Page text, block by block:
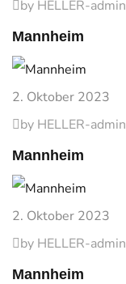
by HELLER-admin
Mannheim
2. Oktober 2023
by HELLER-admin
Mannheim
2. Oktober 2023
by HELLER-admin
Mannheim